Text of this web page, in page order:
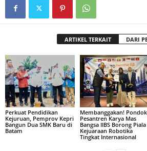
ARTIKEL TERKAIT DARI
Perkuat Pendidikan
Kejuruan, Pemprov Kepri
Bangun Dua SMK Baru di
Batam
Membanggakan! Pondok
Pesantren Karya Mas
Bangsa IIBS Borong Piala
Kejuaraan Robotika
Tingkat Internasional